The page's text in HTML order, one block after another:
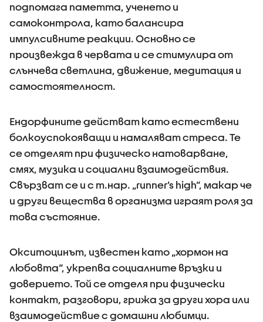
подпомага паметта, ученето и
самоконтрола, като балансира
импулсивните реакции. Основно се
произвежда в червата и се стимулира от
слънчева светлина, движение, медитация и
самостоятелност.
Ендорфините действат като естествени
болкоуспокояващи и намаляват стреса. Те
се отделят при физическо натоварване,
смях, музика и социални взаимодействия.
Свързват се и с т.нар. „runner’s high“, макар че
и други вещества в организма играят роля за
това състояние.
Окситоцинът, известен като „хормон на
любовта“, укрепва социалните връзки и
доверието. Той се отделя при физически
контакт, разговори, грижа за други хора или
взаимодействие с домашни любимци.